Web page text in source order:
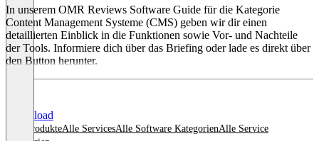
ContentManagementSysteme(CMS)
In unserem OMR Reviews Software Guide für die Kategorie
Content Management Systeme (CMS) geben wir dir einen
detaillierten Einblick in die Funktionen sowie Vor- und Nachteile
der Tools. Informiere dich über das Briefing oder lade es direkt über
den Button herunter.
Download
Alle ProdukteAlle ServicesAlle Software KategorienAlle Service